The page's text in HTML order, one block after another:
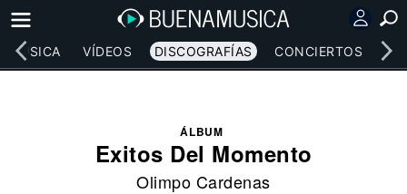
MÚSICA VÍDEOS DISCOGRAFÍAS CONCIERTOS
ÁLBUM
Exitos Del Momento
Olimpo Cardenas